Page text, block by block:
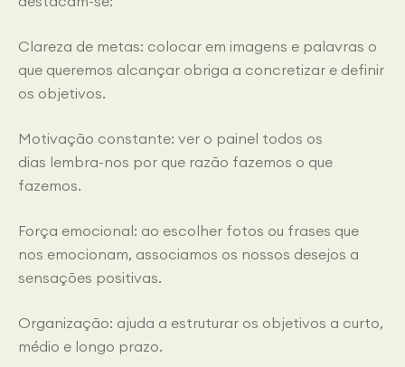
Clareza de metas: colocar em imagens e palavras o
que queremos alcançar obriga a concretizar e definir
os objetivos.
Motivação constante: ver o painel todos os
dias lembra-nos por que razão fazemos o que
fazemos.
Força emocional: ao escolher fotos ou frases que
nos emocionam, associamos os nossos desejos a
sensações positivas.
Organização: ajuda a estruturar os objetivos a curto,
médio e longo prazo.